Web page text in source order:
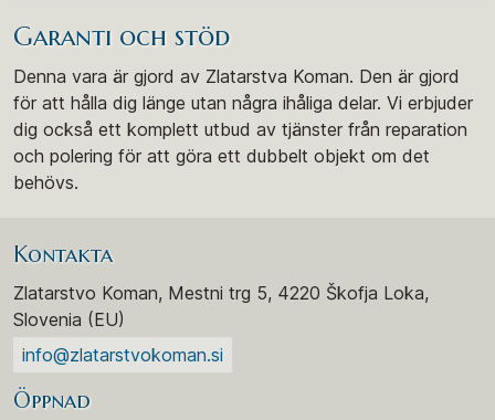
Garanti och stöd
Denna vara är gjord av Zlatarstva Koman. Den är gjord
för att hålla dig länge utan några ihåliga delar. Vi erbjuder
dig också ett komplett utbud av tjänster från reparation
och polering för att göra ett dubbelt objekt om det
behövs.
Kontakta
Zlatarstvo Koman, Mestni trg 5, 4220 Škofja Loka,
Slovenia (EU)
info@zlatarstvokoman.si
Öppnad